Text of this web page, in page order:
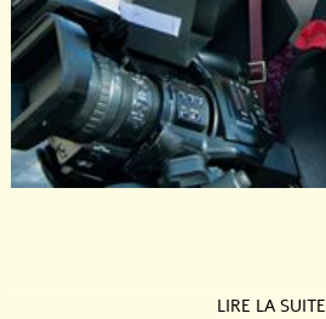
LIRE LA SUITE